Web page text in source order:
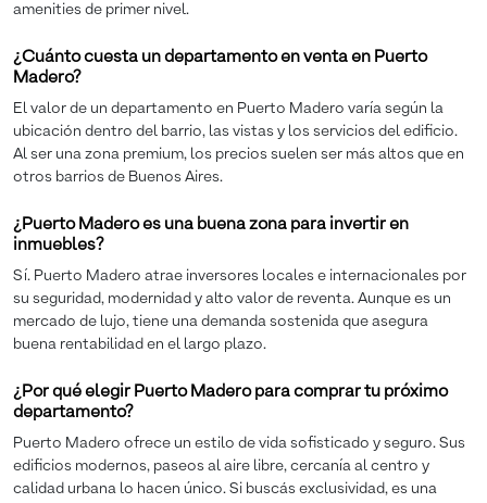
amenities de primer nivel.
¿Cuánto cuesta un departamento en venta en Puerto
Madero?
El valor de un departamento en Puerto Madero varía según la
ubicación dentro del barrio, las vistas y los servicios del edificio.
Al ser una zona premium, los precios suelen ser más altos que en
otros barrios de Buenos Aires.
¿Puerto Madero es una buena zona para invertir en
inmuebles?
Sí. Puerto Madero atrae inversores locales e internacionales por
su seguridad, modernidad y alto valor de reventa. Aunque es un
mercado de lujo, tiene una demanda sostenida que asegura
buena rentabilidad en el largo plazo.
¿Por qué elegir Puerto Madero para comprar tu próximo
departamento?
Puerto Madero ofrece un estilo de vida sofisticado y seguro. Sus
edificios modernos, paseos al aire libre, cercanía al centro y
calidad urbana lo hacen único. Si buscás exclusividad, es una